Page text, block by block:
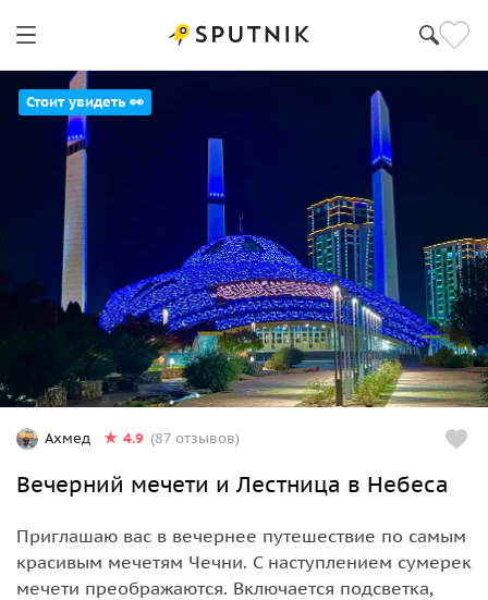
Стоит увидеть 👀
Ахмед 4.9 (87 отзывов)
Вечерний мечети и Лестница в Небеса
Приглашаю вас в вечернее путешествие по самым
красивым мечетям Чечни. С наступлением сумерек
мечети преображаются. Включается подсветка,